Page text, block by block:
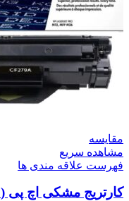
مقایسه
مشاهده سریع
فهرست علاقه مندی ها
کارتریج مشکی اچ پی (hp) 79A